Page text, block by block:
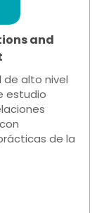
and
de alto nivel
estudio
de la